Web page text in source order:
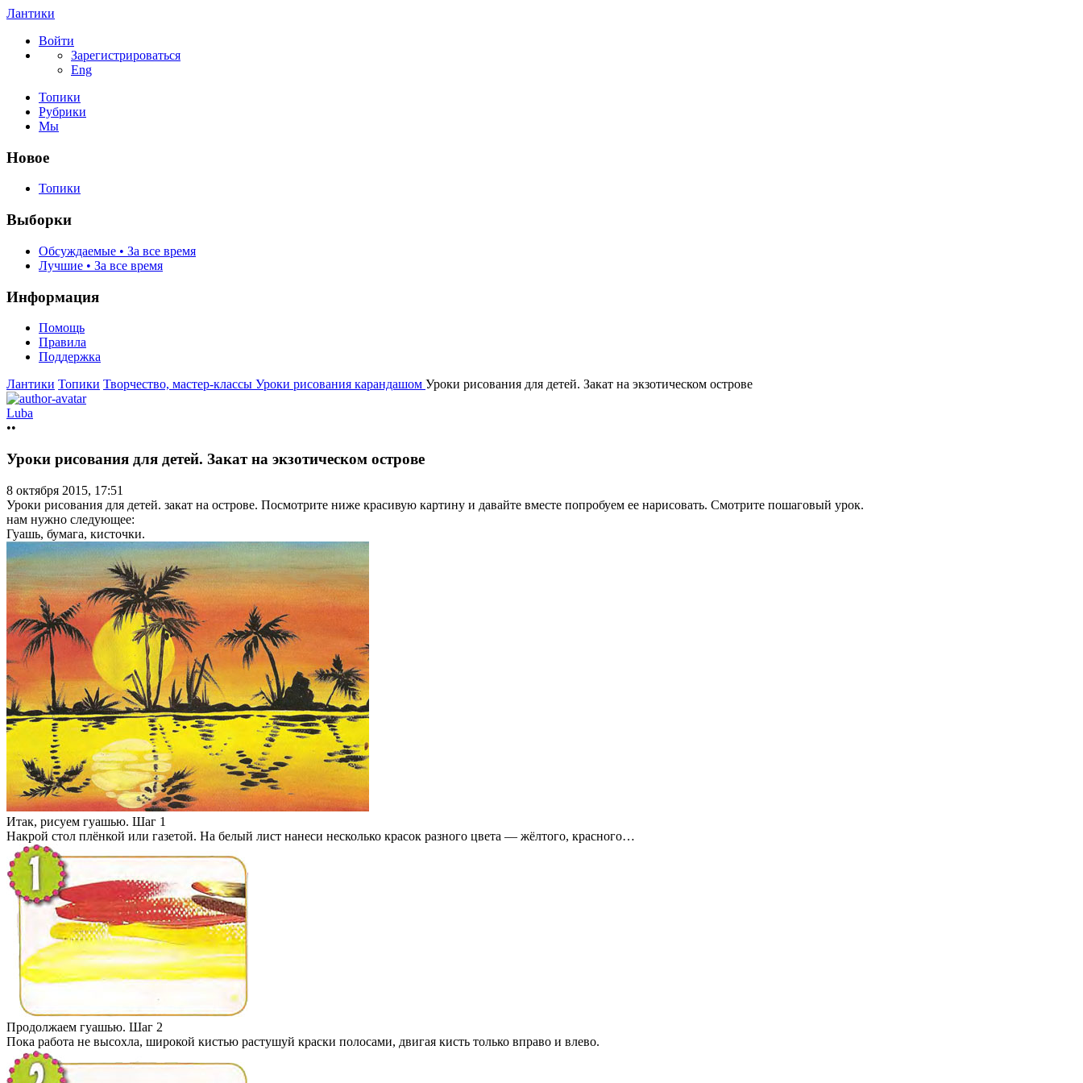
Лантики
Войти
Зарегистрироваться
Eng
Топики
Рубрики
Мы
Новое
Топики
Выборки
Обсуждаемые • За все время
Лучшие • За все время
Информация
Помощь
Правила
Поддержка
Лантики Топики Творчество, мастер-классы Уроки рисования карандашом Уроки рисования для детей. Закат на экзотическом острове
Luba
••
Уроки рисования для детей. Закат на экзотическом острове
8 октября 2015, 17:51
Уроки рисования для детей. закат на острове. Посмотрите ниже красивую картину и давайте вместе попробуем ее нарисовать. Смотрите пошаговый урок.
нам нужно следующее:
Гуашь, бумага, кисточки.
Итак, рисуем гуашью. Шаг 1
Накрой стол плёнкой или газетой. На белый лист нанеси несколько красок разного цвета — жёлтого, красного…
Продолжаем гуашью. Шаг 2
Пока работа не высохла, широкой кистью растушуй краски полосами, двигая кисть только вправо и влево.